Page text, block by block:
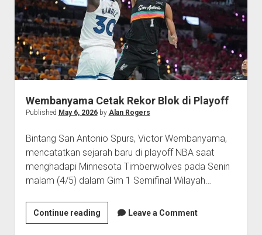
Masih
Sulit
Bangkit
Wembanyama Cetak Rekor Blok di Playoff
Published May 6, 2026by Alan Rogers
Bintang San Antonio Spurs, Victor Wembanyama,
mencatatkan sejarah baru di playoff NBA saat
menghadapi Minnesota Timberwolves pada Senin
malam (4/5) dalam Gim 1 Semifinal Wilayah…
Continue readingWembanyama
Cetak
Leave a Comment